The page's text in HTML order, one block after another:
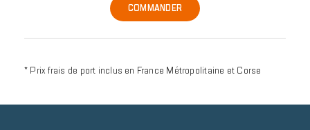
COMMANDER
* Prix frais de port inclus en France Métropolitaine et Corse